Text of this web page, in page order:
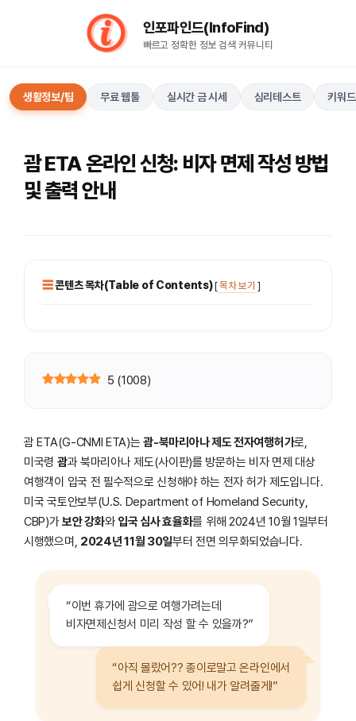
인포파인드(InfoFind)​​​​
빠르고 정확한 정보 검색 커뮤니티
생활정보/팁 무료 웹툴 실시간 금 시세 심리테스트 키워
괌 ETA 온라인 신청: 비자 면제 작성 방법
및 출력 안내
콘텐츠 목차(Table of Contents)[목차 보기 ]
5 (1008)
괌 ETA(G-CNMI ETA)는괌-북마리아나 제도 전자여행허가로,
미국령 괌과 북마리아나 제도(사이판)를 방문하는 비자 면제 대상
여행객이 입국 전 필수적으로 신청해야 하는 전자 허가 제도입니다.
미국 국토안보부(U.S. Department of Homeland Security,
CBP)가보안 강화와 입국 심사 효율화를 위해 2024년 10월 1일부터
시행했으며, 2024년 11월 30일부터 전면 의무화되었습니다.
“이번 휴가에 괌으로 여행가려는데
비자면제신청서 미리 작성 할 수 있을까?”
“아직 몰랐어?? 종이로말고 온라인에서
쉽게 신청할 수 있어! 내가 알려줄게!”